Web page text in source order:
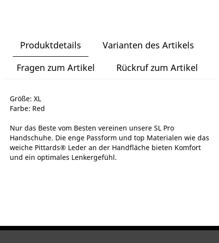
Produktdetails
Varianten des Artikels
Fragen zum Artikel
Rückruf zum Artikel
Größe: XL
Farbe: Red
Nur das Beste vom Besten vereinen unsere SL Pro
Handschuhe. Die enge Passform und top Materialen wie das
weiche Pittards® Leder an der Handfläche bieten Komfort
und ein optimales Lenkergefühl.